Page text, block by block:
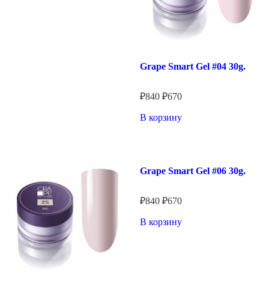
Grape Smart Gel #04 30g.
★★★★★
₽840 ₽670
В корзину
Grape Smart Gel #06 30g.
★★★★★
₽840 ₽670
В корзину